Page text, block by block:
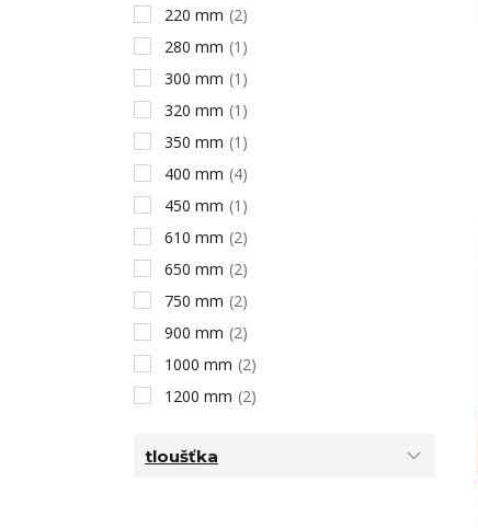
220 mm (2)
280 mm (1)
300 mm (1)
320 mm (1)
350 mm (1)
400 mm (4)
450 mm (1)
610 mm (2)
650 mm (2)
750 mm (2)
900 mm (2)
1000 mm (2)
1200 mm (2)
tloušťka